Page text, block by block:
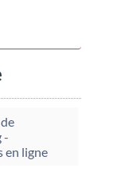
-
en ligne